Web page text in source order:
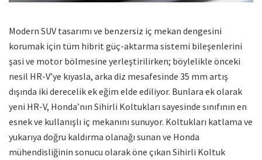
Modern SUV tasarımı ve benzersiz iç mekan dengesini
korumak için tüm hibrit güç-aktarma sistemi bileşenlerini
şasi ve motor bölmesine yerleştirilirken; böylelikle önceki
nesil HR-V’ye kıyasla, arka diz mesafesinde 35 mm artış
dışında iki derecelik ek eğim elde ediliyor. Bunlara ek olarak
yeni HR-V, Honda’nın Sihirli Koltukları sayesinde sınıfının en
esnek ve kullanışlı iç mekanını sunuyor. Koltukları katlama ve
yukarıya doğru kaldırma olanağı sunan ve Honda
mühendisliğinin sonucu olarak öne çıkan Sihirli Koltuk